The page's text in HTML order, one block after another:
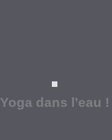
Yoga dans l’eau !